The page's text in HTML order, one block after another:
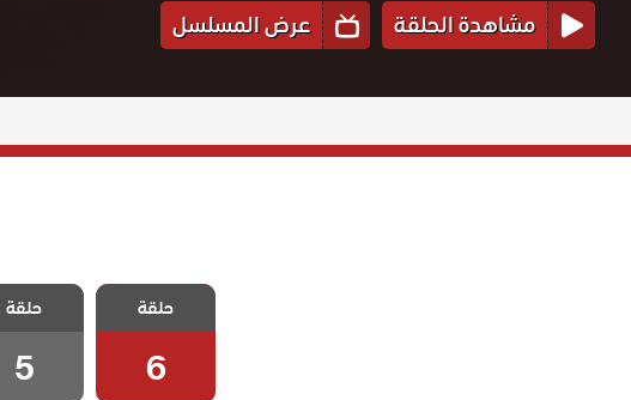
مشاهدة الحلقة عرض المسلسل
وقف التنفيذ
والاخيرة
حلقة
6
مسلسل
وقف
مدبلج
حلقة
5